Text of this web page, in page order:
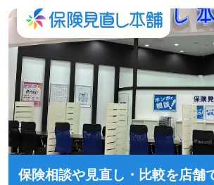
保険相談や見直し・比較を店舗